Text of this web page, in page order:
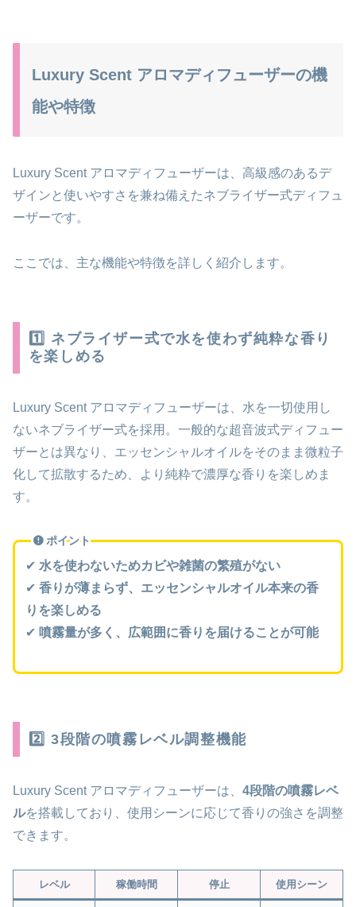
Luxury Scent アロマディフューザーの機
能や特徴
Luxury Scent アロマディフューザーは、高級感のあるデ
ザインと使いやすさを兼ね備えたネブライザー式ディフュ
ーザーです。
ここでは、主な機能や特徴を詳しく紹介します。
1️⃣ ネブライザー式で水を使わず純粋な香り
を楽しめる
Luxury Scent アロマディフューザーは、水を一切使用し
ないネブライザー式を採用。一般的な超音波式ディフュー
ザーとは異なり、エッセンシャルオイルをそのまま微粒子
化して拡散するため、より純粋で濃厚な香りを楽しめま
す。
ポイント
✔ 水を使わないためカビや雑菌の繁殖がない
✔ 香りが薄まらず、エッセンシャルオイル本来の香
りを楽しめる
✔ 噴霧量が多く、広範囲に香りを届けることが可能
2️⃣ 3段階の噴霧レベル調整機能
Luxury Scent アロマディフューザーは、 4段階の噴霧レベ
ルを搭載しており、使用シーンに応じて香りの強さを調整
できます。
レベル 稼働時間 停止 使用シーン